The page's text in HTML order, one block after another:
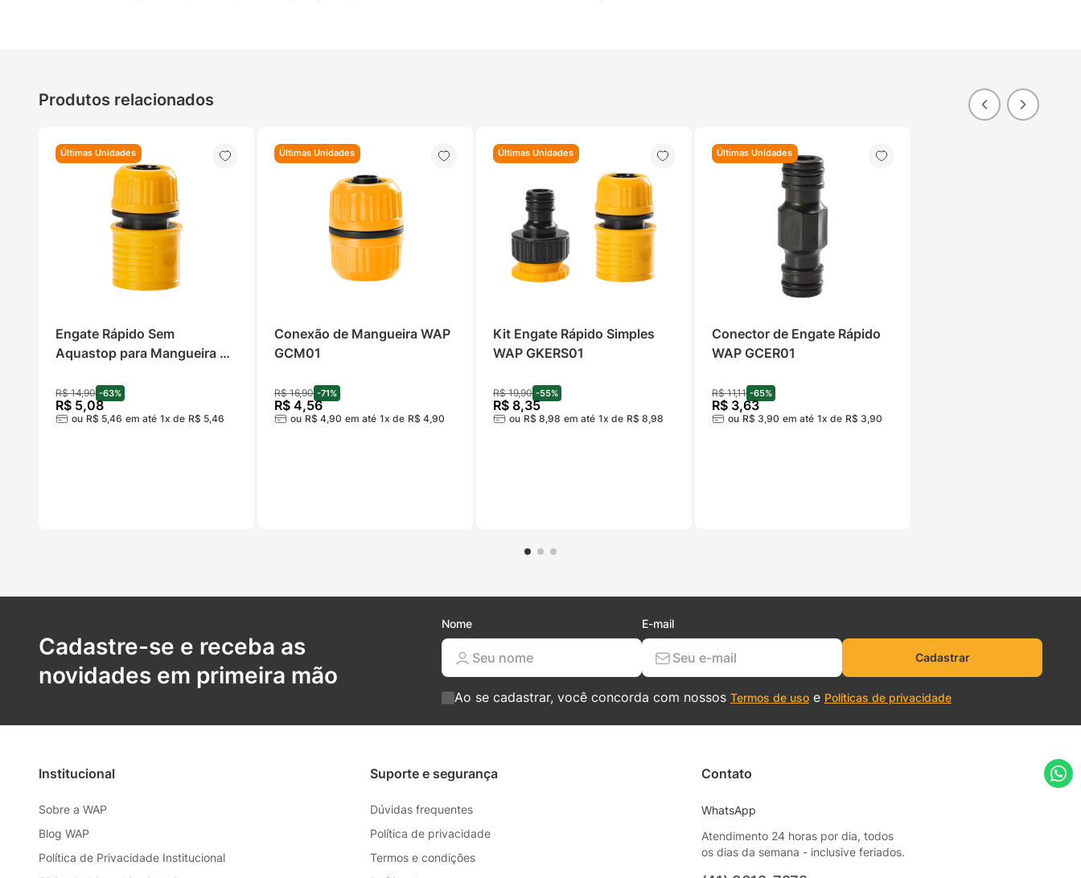
Produtos relacionados
Últimas Unidades
Engate Rápido Sem
Aquastop para Mangueira
R$14,90 -63%
R$ 5,08
ou R$ 5,46 em até 1x de R$ 5,46
Últimas Unidades
Conexão de Mangueira WAP
GCM01
R$16,90 -71%
R$ 4,56
ou R$ 4,90 em até 1x de R$ 4,90
Últimas Unidades
Kit Engate Rápido Simples
WAP GKERS01
R$19,90 -55%
R$ 8,35
ou R$ 8,98 em até 1x de R$ 8,98
Últimas Unidades
Conector de Engate Rápido
WAP GCER01
R$11,11 -65%
R$ 3,63
ou R$ 3,90 em até 1x de R$ 3,90
Cadastre-se e receba as
novidades em primeira mão
Nome E-mail
Cadastrar
Ao se cadastrar, você concorda com nossos Termos de usoe Políticas de privacidade
Institucional
Sobre a WAP
Blog WAP
Política de Privacidade Institucional
Suporte e segurança
Dúvidas frequentes
Política de privacidade
Termos e condições
Contato
WhatsApp
Atendimento 24 horas por dia, todos
os dias da semana - inclusive feriados.